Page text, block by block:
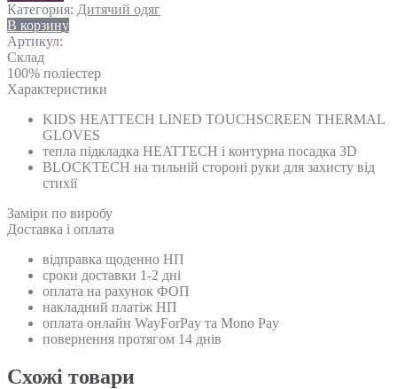
Категория: Дитячий одяг
В корзину
Артикул:
Склад
100% поліестер
Характеристики
KIDS HEATTECH LINED TOUCHSCREEN THERMAL
GLOVES
тепла підкладка HEATTECH і контурна посадка 3D
BLOCKTECH на тильній стороні руки для захисту від
стихії
Замiри по виробу
Доставка і оплата
відправка щоденно НП
сроки доставки 1-2 дні
оплата на рахунок ФОП
накладний платіж НП
оплата онлайн WayForPay та Mono Pay
повернення протягом 14 днів
Схожi товари